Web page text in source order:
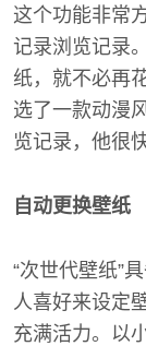
这个功能非常
记录浏览记录
纸，就不必再
选了一款动漫
览记录，他很
自动更换壁纸
“次世代壁纸”
人喜好来设定
充满活力。以